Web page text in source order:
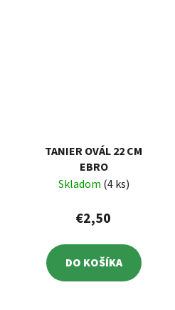
TANIER OVÁL 22 CM
EBRO
Skladom (4 ks)
€2,50
DO KOŠÍKA